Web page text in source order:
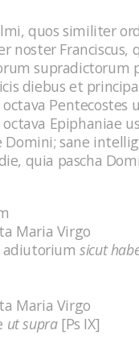
quos similiter
noster Franciscus,
supradictorum
diebus et
Pentecostes
Epiphaniae
Domini; sane
quia pascha
Maria Virgo
adiutoriumsicut
Maria Virgo
ut supra [Ps IX]